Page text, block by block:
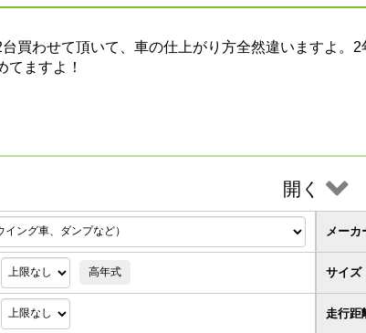
買わせて頂いて、車の仕上がり方全然違いますよ。
てますよ！
開く
サイズ
メーカ
高年式
走行距